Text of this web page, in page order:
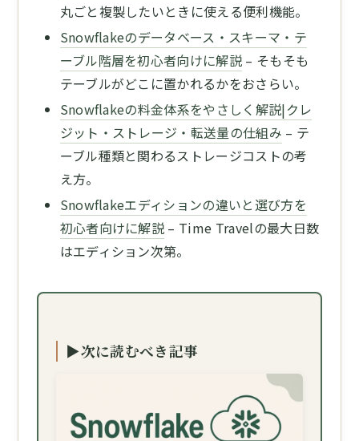
丸ごと複製したいときに使える便利機能。
Snowflakeのデータベース・スキーマ・テ
ーブル階層を初心者向けに解説 – そもそも
テーブルがどこに置かれるかをおさらい。
Snowflakeの料金体系をやさしく解説|クレ
ジット・ストレージ・転送量の仕組み – テ
ーブル種類と関わるストレージコストの考
え方。
Snowflakeエディションの違いと選び方を
初心者向けに解説 – Time Travelの最大日数
はエディション次第。
▶次に読むべき記事